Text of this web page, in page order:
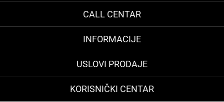
CALL CENTAR
INFORMACIJE
USLOVI PRODAJE
KORISNIČKI CENTAR